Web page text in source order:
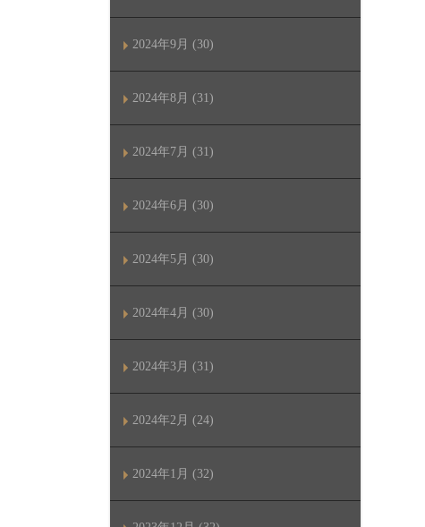
2024年9月 (30)
2024年8月 (31)
2024年7月 (31)
2024年6月 (30)
2024年5月 (30)
2024年4月 (30)
2024年3月 (31)
2024年2月 (24)
2024年1月 (32)